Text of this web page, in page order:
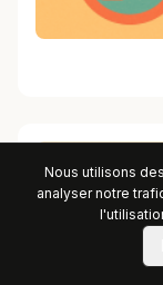
Nous utilisons
analyser notre